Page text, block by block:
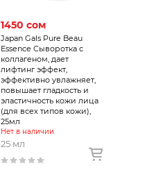
1450 сом
Japan Gals Pure Beau
Essence Сыворотка с
коллагеном, дает
лифтинг эффект,
эффективно увлажняет,
повышает гладкость и
эластичность кожи лица
(для всех типов кожи),
25мл
Нет в наличии
25 мл